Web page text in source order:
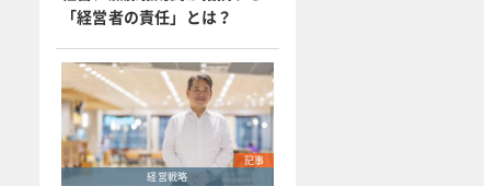
「経営者の責任」とは？
記事
経営戦略